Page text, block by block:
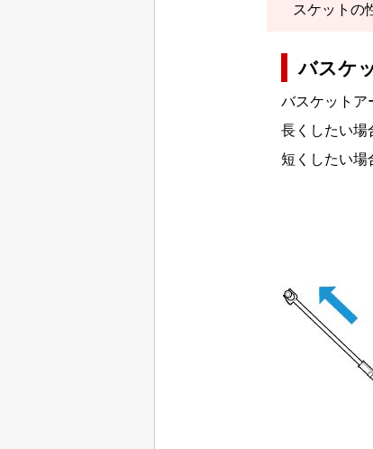
スケット の
バスケ
バスケットア
長くしたい場
短くしたい場